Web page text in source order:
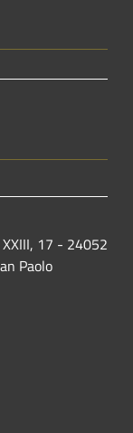
17 - 24052
Paolo